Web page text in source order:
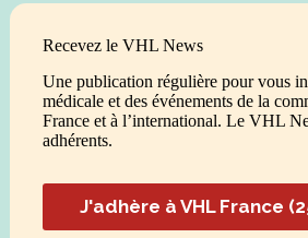
Recevez le VHL News
Une publication régulière pour vous
médicale et des événements de la
France et à l’international. Le VHL
adhérents.
J'adhère à VHL France